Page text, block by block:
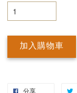
加入購物車
分享